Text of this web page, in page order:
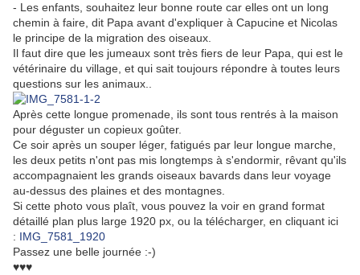
- Les enfants, souhaitez leur bonne route car elles ont un long
chemin à faire, dit Papa avant d'expliquer à Capucine et Nicolas
le principe de la migration des oiseaux.
Il faut dire que les jumeaux sont très fiers de leur Papa, qui est le
vétérinaire du village, et qui sait toujours répondre à toutes leurs
questions sur les animaux..
Après cette longue promenade, ils sont tous rentrés à la maison
pour déguster un copieux goûter.
Ce soir après un souper léger, fatigués par leur longue marche,
les deux petits n'ont pas mis longtemps à s'endormir, rêvant qu'ils
accompagnaient les grands oiseaux bavards dans leur voyage
au-dessus des plaines et des montagnes.
Si cette photo vous plaît, vous pouvez la voir en grand format
détaillé plan plus large 1920 px, ou la télécharger, en cliquant ici
: IMG_7581_1920
Passez une belle journée :-)
♥♥♥